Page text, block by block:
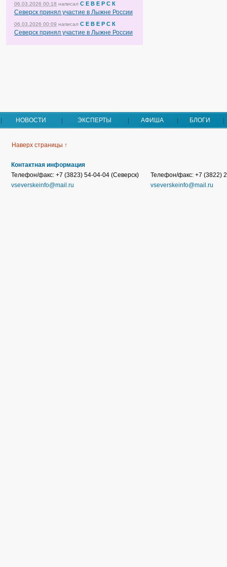
06.03.2026 00:18 написал С Е В Е Р С К
Северск принял участие в Лыжне России
06.03.2026 00:09 написал С Е В Е Р С К
Северск принял участие в Лыжне России
НОВОСТИ ЭКСПЕРТЫ АФИША БЛОГИ
Наверх страницы ↑
Контактная информация
Телефон/факс: +7 (3823) 54-04-04 (Северск)
vseverskeinfo@mail.ru
Телефон/факс: +7 (3822)
vseverskeinfo@mail.ru